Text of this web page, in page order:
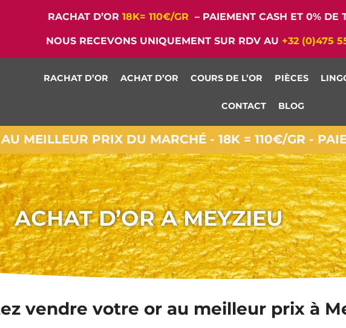
RACHAT D’OR 18K= 110€/GR – PAIEMENT CASH ET 0% DE
NOUS RECEVONS UNIQUEMENT SUR RDV AU +32 (0)475
RACHAT D’OR ACHAT D’OR COURS DE L’OR PIÈCES
CONTACT BLOG
MEILLEUR PRIX DU MARCHÉ - 18K = 110€/GR -
ACHAT D’OR A MEYZIEU
vendre votre or au meilleur prix à